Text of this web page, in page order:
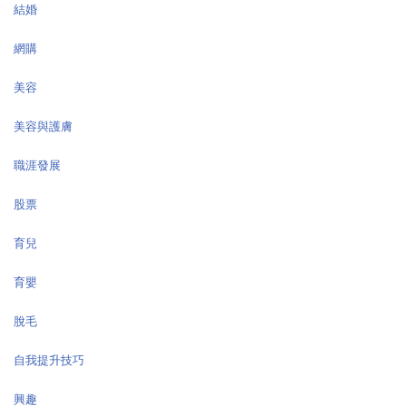
結婚
網購
美容
美容與護膚
職涯發展
股票
育兒
育嬰
脫毛
自我提升技巧
興趣